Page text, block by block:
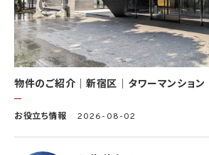
ら委託を受けた第三者によって運営されるウェブサイトを含
向けに公開される場合を含みます。）上に掲載するため
(11) 株主管理、会社法その他法令上の手続対応のため（株
報について）
(12) 当社のサービスを通じて実施された不動産に関する取
(13) その他、上記利用目的に付随する目的のため
る運営、サービスの利用状況等を分析した情報を用いたシ
物件のご紹介｜新宿区｜タワーマンション
お役立ち情報 2026-08-02